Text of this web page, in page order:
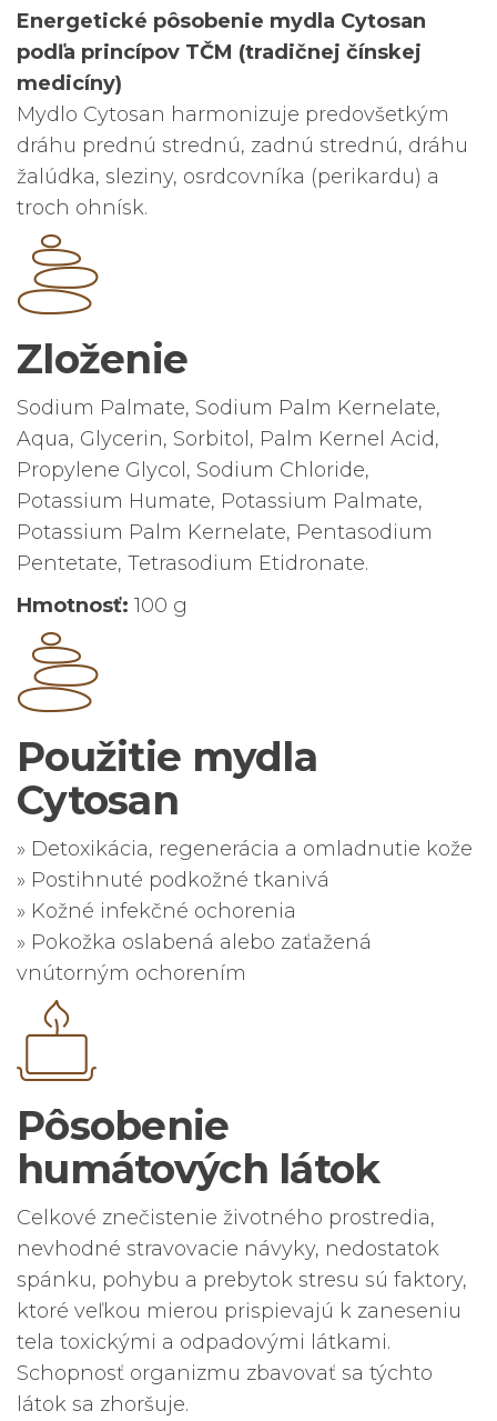
Energetické pôsobenie mydla Cytosan
podľa princípov TČM (tradičnej čínskej
medicíny)
Mydlo Cytosan harmonizuje predovšetkým
dráhu prednú strednú, zadnú strednú, dráhu
žalúdka, sleziny, osrdcovníka (perikardu) a
troch ohnísk.
Zloženie
Sodium Palmate, Sodium Palm Kernelate,
Aqua, Glycerin, Sorbitol, Palm Kernel Acid,
Propylene Glycol, Sodium Chloride,
Potassium Humate, Potassium Palmate,
Potassium Palm Kernelate, Pentasodium
Pentetate, Tetrasodium Etidronate.
Hmotnosť: 100 g
Použitie mydla
Cytosan
» Detoxikácia, regenerácia a omladnutie kože
» Postihnuté podkožné tkanivá
» Kožné infekčné ochorenia
» Pokožka oslabená alebo zaťažená
vnútorným ochorením
Pôsobenie
humátových látok
Celkové znečistenie životného prostredia,
nevhodné stravovacie návyky, nedostatok
spánku, pohybu a prebytok stresu sú faktory,
ktoré veľkou mierou prispievajú k zaneseniu
tela toxickými a odpadovými látkami.
Schopnosť organizmu zbavovať sa týchto
látok sa zhoršuje.